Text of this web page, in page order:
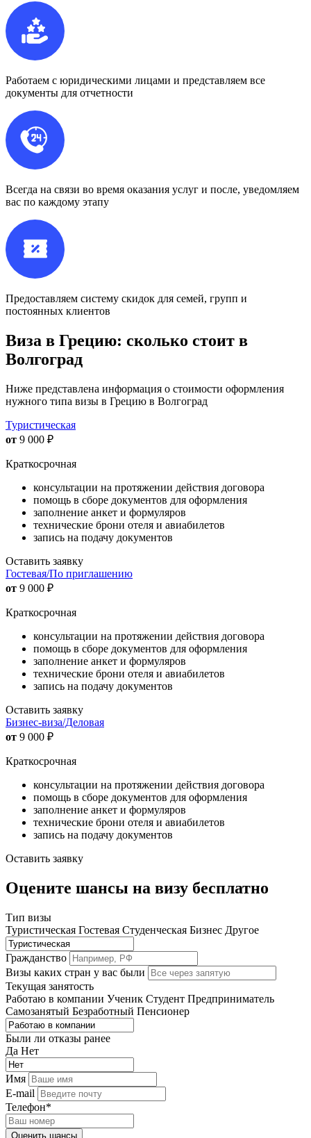
Работаем с юридическими лицами и представляем все
документы для отчетности
Всегда на связи во время оказания услуг и после, уведомляем
вас по каждому этапу
Предоставляем систему скидок для семей, групп и
постоянных клиентов
Виза в Грецию: сколько стоит в
Волгоград
Ниже представлена информация о стоимости оформления
нужного типа визы в Грецию в Волгоград
Туристическая
от 9 000 ₽
Краткосрочная
консультации на протяжении действия договора
помощь в сборе документов для оформления
заполнение анкет и формуляров
технические брони отеля и авиабилетов
запись на подачу документов
Оставить заявку
Гостевая/По приглашению
от 9 000 ₽
Краткосрочная
консультации на протяжении действия договора
помощь в сборе документов для оформления
заполнение анкет и формуляров
технические брони отеля и авиабилетов
запись на подачу документов
Оставить заявку
Бизнес-виза/Деловая
от 9 000 ₽
Краткосрочная
консультации на протяжении действия договора
помощь в сборе документов для оформления
заполнение анкет и формуляров
технические брони отеля и авиабилетов
запись на подачу документов
Оставить заявку
Оцените шансы на визу бесплатно
Тип визы
Туристическая Гостевая Студенческая Бизнес Другое
Гражданство
Визы каких стран у вас были
Текущая занятость
Работаю в компании Ученик Студент Предприниматель
Самозанятый Безработный Пенсионер
Были ли отказы ранее
Да Нет
Имя
E-mail
Телефон*
Оценить шансы